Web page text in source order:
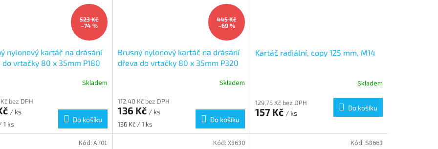
523 Kč
–74 %
nylonový kartáč na drásání
do vrtačky 80 x 35mm P180
Skladem
bez DPH
/ ks
1 ks
Do košíku
445 Kč
–69 %
Brusný nylonový kartáč na drásání
dřeva do vrtačky 80 x 35mm P320
Skladem
112,40 Kč bez DPH
136 Kč / ks
Měrná
cena:
136 Kč / 1 ks
Do košíku
Kartáč radiální, copy 125 mm, M14
Skladem
129,75 Kč bez DPH
157 Kč / ks
Do košíku
Kód: A701 Kód: X8630 Kód: S8663